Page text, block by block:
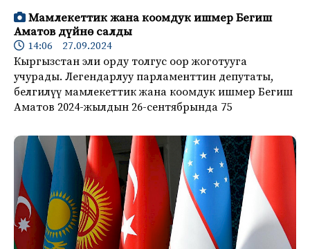
Мамлекеттик жана коомдук ишмер Бегиш
Аматов дүйнө салды
14:06 27.09.2024
Кыргызстан эли орду толгус оор жоготууга
учурады. Легендарлуу парламенттин депутаты,
белгилүү мамлекеттик жана коомдук ишмер Бегиш
Аматов 2024-жылдын 26-сентябрында 75